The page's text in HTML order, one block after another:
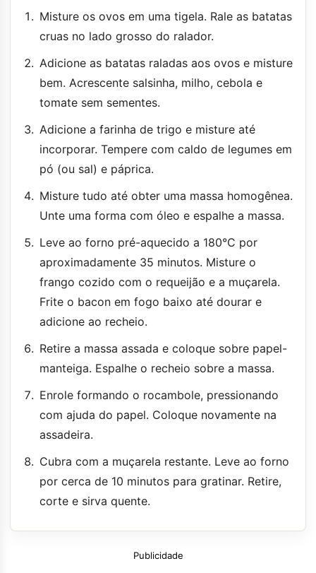
Misture os ovos em uma tigela. Rale as batatas
cruas no lado grosso do ralador.
Adicione as batatas raladas aos ovos e misture
bem. Acrescente salsinha, milho, cebola e
tomate sem sementes.
Adicione a farinha de trigo e misture até
incorporar. Tempere com caldo de legumes em
pó (ou sal) e páprica.
Misture tudo até obter uma massa homogênea.
Unte uma forma com óleo e espalhe a massa.
Leve ao forno pré-aquecido a 180°C por
aproximadamente 35 minutos. Misture o
frango cozido com o requeijão e a muçarela.
Frite o bacon em fogo baixo até dourar e
adicione ao recheio.
Retire a massa assada e coloque sobre papel-
manteiga. Espalhe o recheio sobre a massa.
Enrole formando o rocambole, pressionando
com ajuda do papel. Coloque novamente na
assadeira.
Cubra com a muçarela restante. Leve ao forno
por cerca de 10 minutos para gratinar. Retire,
corte e sirva quente.
Publicidade